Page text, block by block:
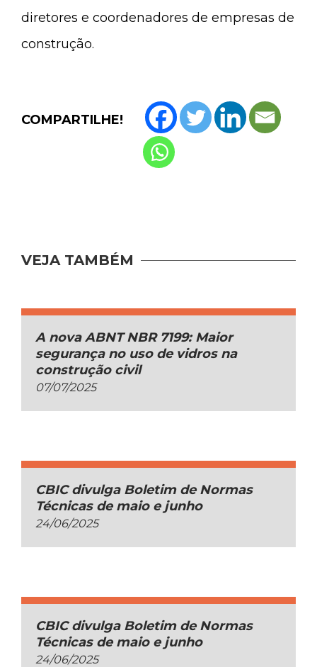
diretores e coordenadores de empresas de
construção.
COMPARTILHE!
VEJA TAMBÉM
A nova ABNT NBR 7199: Maior
segurança no uso de vidros na
construção civil
07/07/2025
CBIC divulga Boletim de Normas
Técnicas de maio e junho
24/06/2025
CBIC divulga Boletim de Normas
Técnicas de maio e junho
24/06/2025